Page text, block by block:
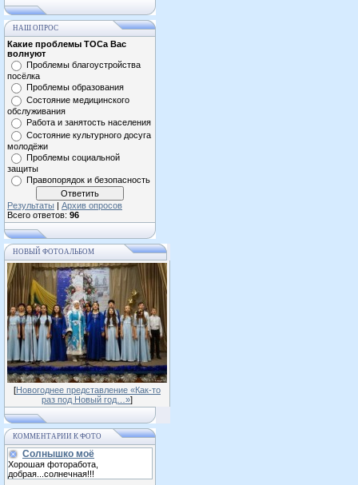
НАШ ОПРОС
Какие проблемы ТОСа Вас
волнуют
Проблемы благоустройства
посёлка
Проблемы образования
Состояние медицинского
обслуживания
Работа и занятость населения
Состояние культурного досуга
молодёжи
Проблемы социальной
защиты
Правопорядок и безопасность
Результаты | Архив опросов
Всего ответов: 96
НОВЫЙ ФОТОАЛЬБОМ
[Новогоднее представление «Как-то
раз под Новый год…»]
КОММЕНТАРИИ К ФОТО
Солнышко моё
Хорошая фоторабота,
добрая...солнечная!!!